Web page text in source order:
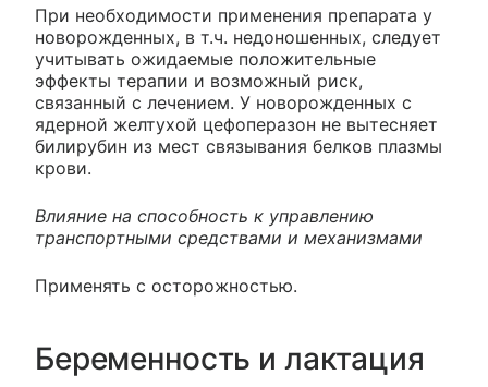
При необходимости применения препарата у
новорожденных, в т.ч. недоношенных, следует
учитывать ожидаемые положительные
эффекты терапии и возможный риск,
связанный с лечением. У новорожденных с
ядерной желтухой цефоперазон не вытесняет
билирубин из мест связывания белков плазмы
крови.
Влияние на способность к управлению
транспортными средствами и механизмами
Применять с осторожностью.
Беременность и лактация